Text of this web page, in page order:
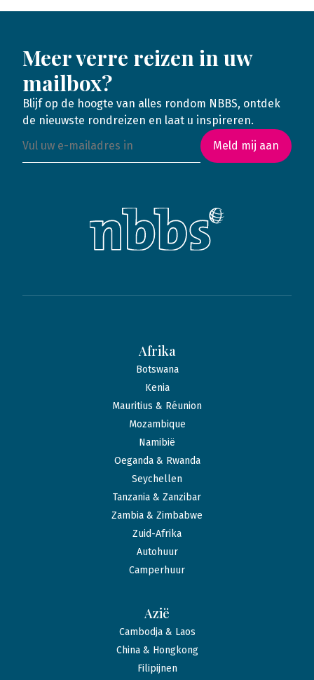
Meer verre reizen in uw
mailbox?
Blijf op de hoogte van alles rondom NBBS, ontdek
de nieuwste rondreizen en laat u inspireren.
Meld mij aan
Afrika
Botswana
Kenia
Mauritius & Réunion
Mozambique
Namibië
Oeganda & Rwanda
Seychellen
Tanzania & Zanzibar
Zambia & Zimbabwe
Zuid-Afrika
Autohuur
Camperhuur
Azië
Cambodja & Laos
China & Hongkong
Filipijnen